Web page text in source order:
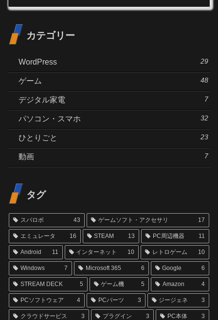
カテゴリー
WordPress 29
ゲーム 48
デジタル家電 7
パソコン・スマホ 32
ひとりごと 23
動画 7
タグ
スパロボ 43 ゲームソフト・アクセサリ 17
エミュレータ 16 STEAM 13 PC周辺機器 11
Android 11 インターネット 10 レトロゲーム 10
Windows 7 Microsoft 365 6 Google 6
STREAM DECK 5 ゲーム機 5 Amazon 4
PCソフトウェア 4 PCパーツ 3 ジージェネ 3
クラウドサービス 3 プラグイン 3 PC本体 3